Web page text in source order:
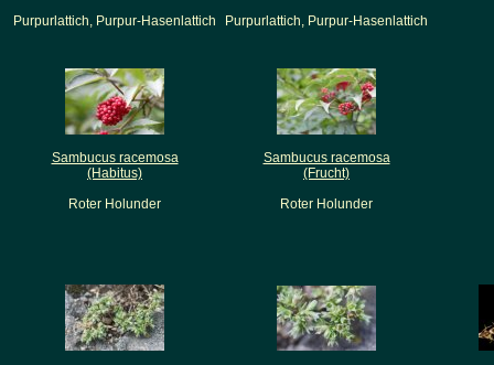
Purpurlattich, Purpur-Hasenlattich
Purpurlattich, Purpur-Hasenlattich
Sambucus racemosa
(Habitus)
Roter Holunder
Sambucus racemosa
(Frucht)
Roter Holunder